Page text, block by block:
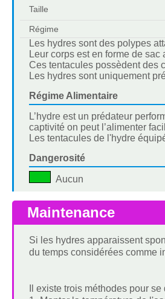
Taille
Régime
Les hydres sont des polypes
Leur corps est en forme de
Ces tentacules possèdent des
Les hydres sont uniquement
Régime Alimentaire
L’hydre est un prédateur
captivité on peut l’alimenter
Les tentacules de l'hydre
Dangerosité
Aucun
Maintenance
Si les hydres apparaissent
du temps considérées comme
Il existe trois méthodes pour